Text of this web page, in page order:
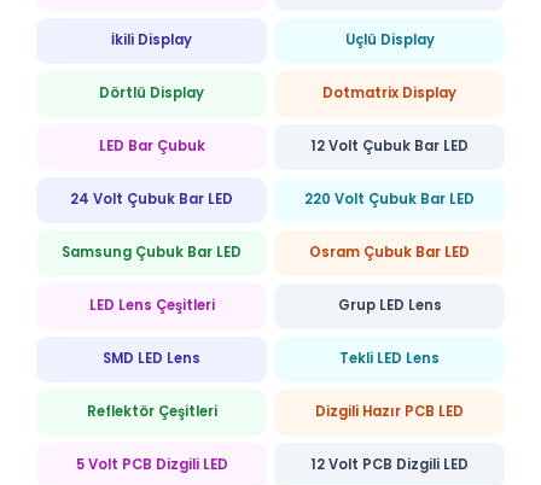
İkili Display Üçlü Display
Dörtlü Display Dotmatrix Display
LED Bar Çubuk 12 Volt Çubuk Bar LED
24 Volt Çubuk Bar LED 220 Volt Çubuk Bar LED
Samsung Çubuk Bar LED Osram Çubuk Bar LED
LED Lens Çeşitleri Grup LED Lens
SMD LED Lens Tekli LED Lens
Reflektör Çeşitleri Dizgili Hazır PCB LED
5 Volt PCB Dizgili LED 12 Volt PCB Dizgili LED